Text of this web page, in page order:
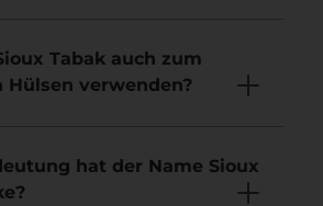
Tabak auch zum
Hülsen verwenden?
hat der Name Sioux